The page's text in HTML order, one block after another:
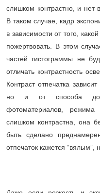
слишком контрастно, и нет
В таком случае, кадр
в зависимости от того,
пожертвовать. В этом
частей гистограммы не
отличать контрастность
Контраст отпечатка
но и от способа
фотоматериалов,
слишком контрастна, она
быть сделано
отпечаток кажется “вялым”,